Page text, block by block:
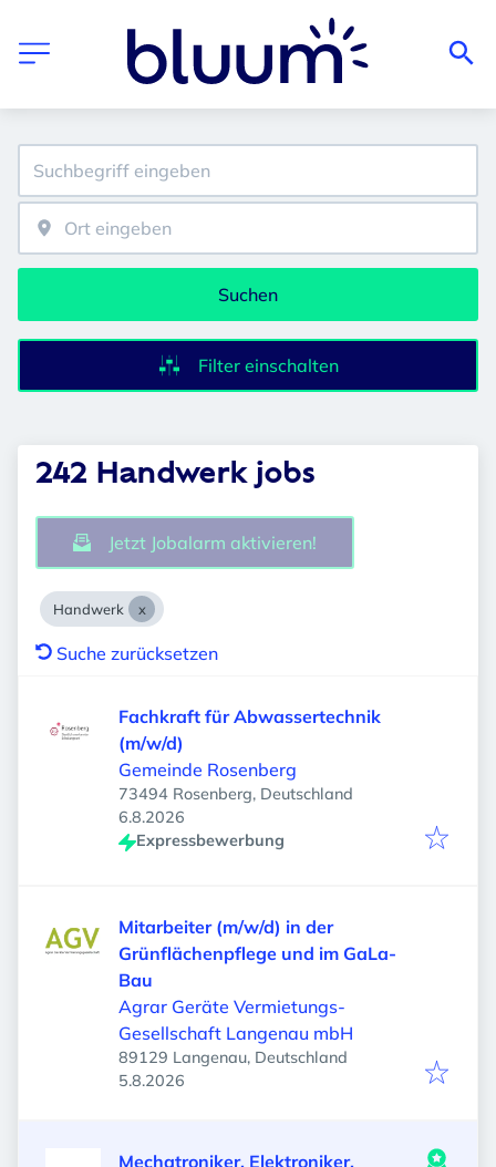
Suchen
Filter einschalten
242 Handwerk jobs
Jetzt Jobalarm aktivieren!
Handwerk
Suche zurücksetzen
Fachkraft für Abwassertechnik
(m/w/d)
Gemeinde Rosenberg
73494 Rosenberg, Deutschland
Veröffentlicht
6.8.2026
Expressbewerbung
Mitarbeiter (m/w/d) in der
Grünflächenpflege und im GaLa-
Bau
Agrar Geräte Vermietungs-
Gesellschaft Langenau mbH
89129 Langenau, Deutschland
Veröffentlicht
5.8.2026
Mechatroniker, Elektroniker,